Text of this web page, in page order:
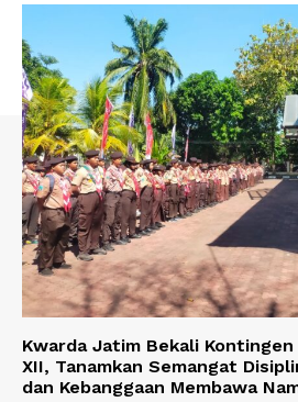
Kwarda Jatim Bekali
XII, Tanamkan Semangat
dan Kebanggaan Membawa